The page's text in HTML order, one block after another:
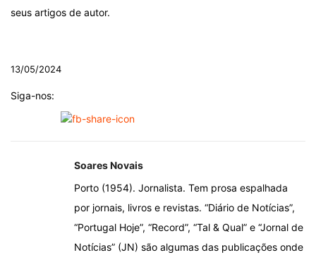
seus artigos de autor.
13/05/2024
Siga-nos:
Soares Novais
Porto (1954). Jornalista. Tem prosa espalhada
por jornais, livros e revistas. “Diário de Notícias”,
“Portugal Hoje”, “Record”, “Tal & Qual” e “Jornal de
Notícias” (JN) são algumas das publicações onde